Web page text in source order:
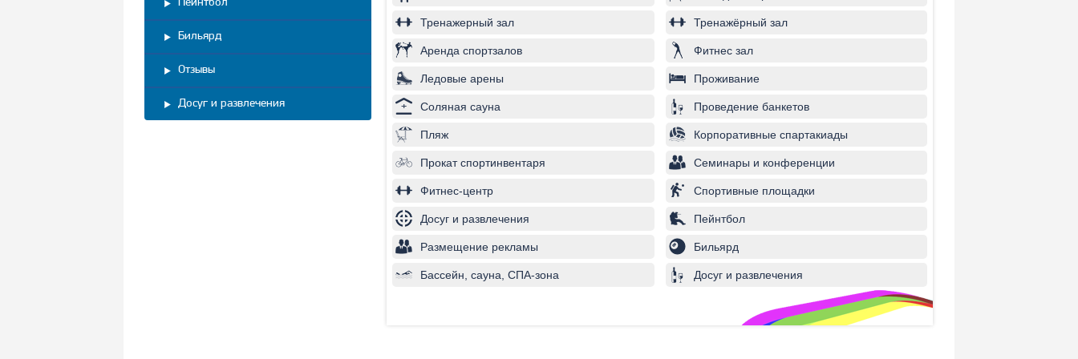
Пейнтбол
Бильярд
Отзывы
Досуг и развлечения
Тренажерный зал
Аренда спортзалов
Ледовые арены
Соляная сауна
Пляж
Прокат спортинвентаря
Фитнес-центр
Досуг и развлечения
Размещение рекламы
Бассейн, сауна, СПА-зона
Тренажёрный зал
Фитнес зал
Проживание
Проведение банкетов
Корпоративные спартакиады
Семинары и конференции
Спортивные площадки
Пейнтбол
Бильярд
Досуг и развлечения